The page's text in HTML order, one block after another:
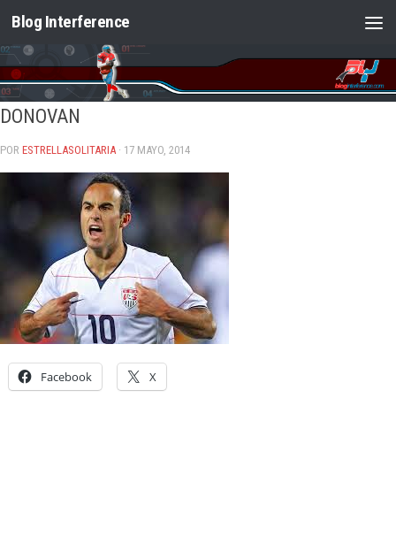
Saltar al contenido
Blog Interference
DONOVAN
POR ESTRELLASOLITARIA · 17 MAYO, 2014
Facebook X